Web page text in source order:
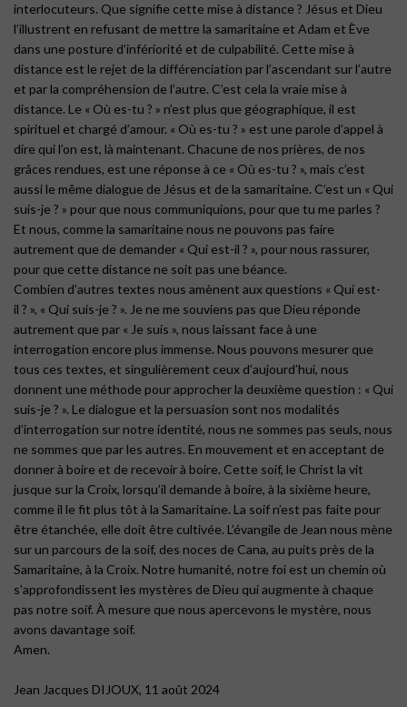
interlocuteurs. Que signifie cette mise à distance ? Jésus et Dieu
l’illustrent en refusant de mettre la samaritaine et Adam et Ève
dans une posture d’infériorité et de culpabilité. Cette mise à
distance est le rejet de la différenciation par l’ascendant sur l’autre
et par la compréhension de l’autre. C’est cela la vraie mise à
distance. Le « Où es-tu ? » n’est plus que géographique, il est
spirituel et chargé d’amour. « Où es-tu ? » est une parole d’appel à
dire qui l’on est, là maintenant. Chacune de nos prières, de nos
grâces rendues, est une réponse à ce « Où es-tu ? », mais c’est
aussi le même dialogue de Jésus et de la samaritaine. C’est un « Qui
suis-je ? » pour que nous communiquions, pour que tu me parles ?
Et nous, comme la samaritaine nous ne pouvons pas faire
autrement que de demander « Qui est-il ? », pour nous rassurer,
pour que cette distance ne soit pas une béance.
Combien d’autres textes nous amènent aux questions « Qui est-
il ? », « Qui suis-je ? ». Je ne me souviens pas que Dieu réponde
autrement que par « Je suis », nous laissant face à une
interrogation encore plus immense. Nous pouvons mesurer que
tous ces textes, et singulièrement ceux d’aujourd’hui, nous
donnent une méthode pour approcher la deuxième question : « Qui
suis-je ? ». Le dialogue et la persuasion sont nos modalités
d’interrogation sur notre identité, nous ne sommes pas seuls, nous
ne sommes que par les autres. En mouvement et en acceptant de
donner à boire et de recevoir à boire. Cette soif, le Christ la vit
jusque sur la Croix, lorsqu’il demande à boire, à la sixième heure,
comme il le fit plus tôt à la Samaritaine. La soif n’est pas faite pour
être étanchée, elle doit être cultivée. L’évangile de Jean nous mène
sur un parcours de la soif, des noces de Cana, au puits près de la
Samaritaine, à la Croix. Notre humanité, notre foi est un chemin où
s’approfondissent les mystères de Dieu qui augmente à chaque
pas notre soif. À mesure que nous apercevons le mystère, nous
avons davantage soif.
Amen.
Jean Jacques DIJOUX, 11 août 2024